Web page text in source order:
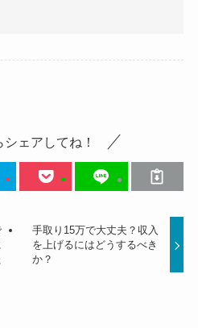
ェアしてね！
手取り15万で大丈夫？収入
を上げるにはどうするべき
か？